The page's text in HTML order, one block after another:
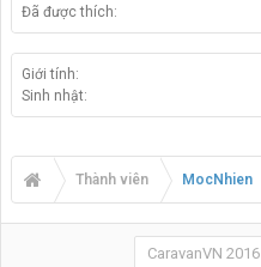
Đã được thích:
Giới tính:
Sinh nhật:
Thành viên MocNhien
CaravanVN 2016